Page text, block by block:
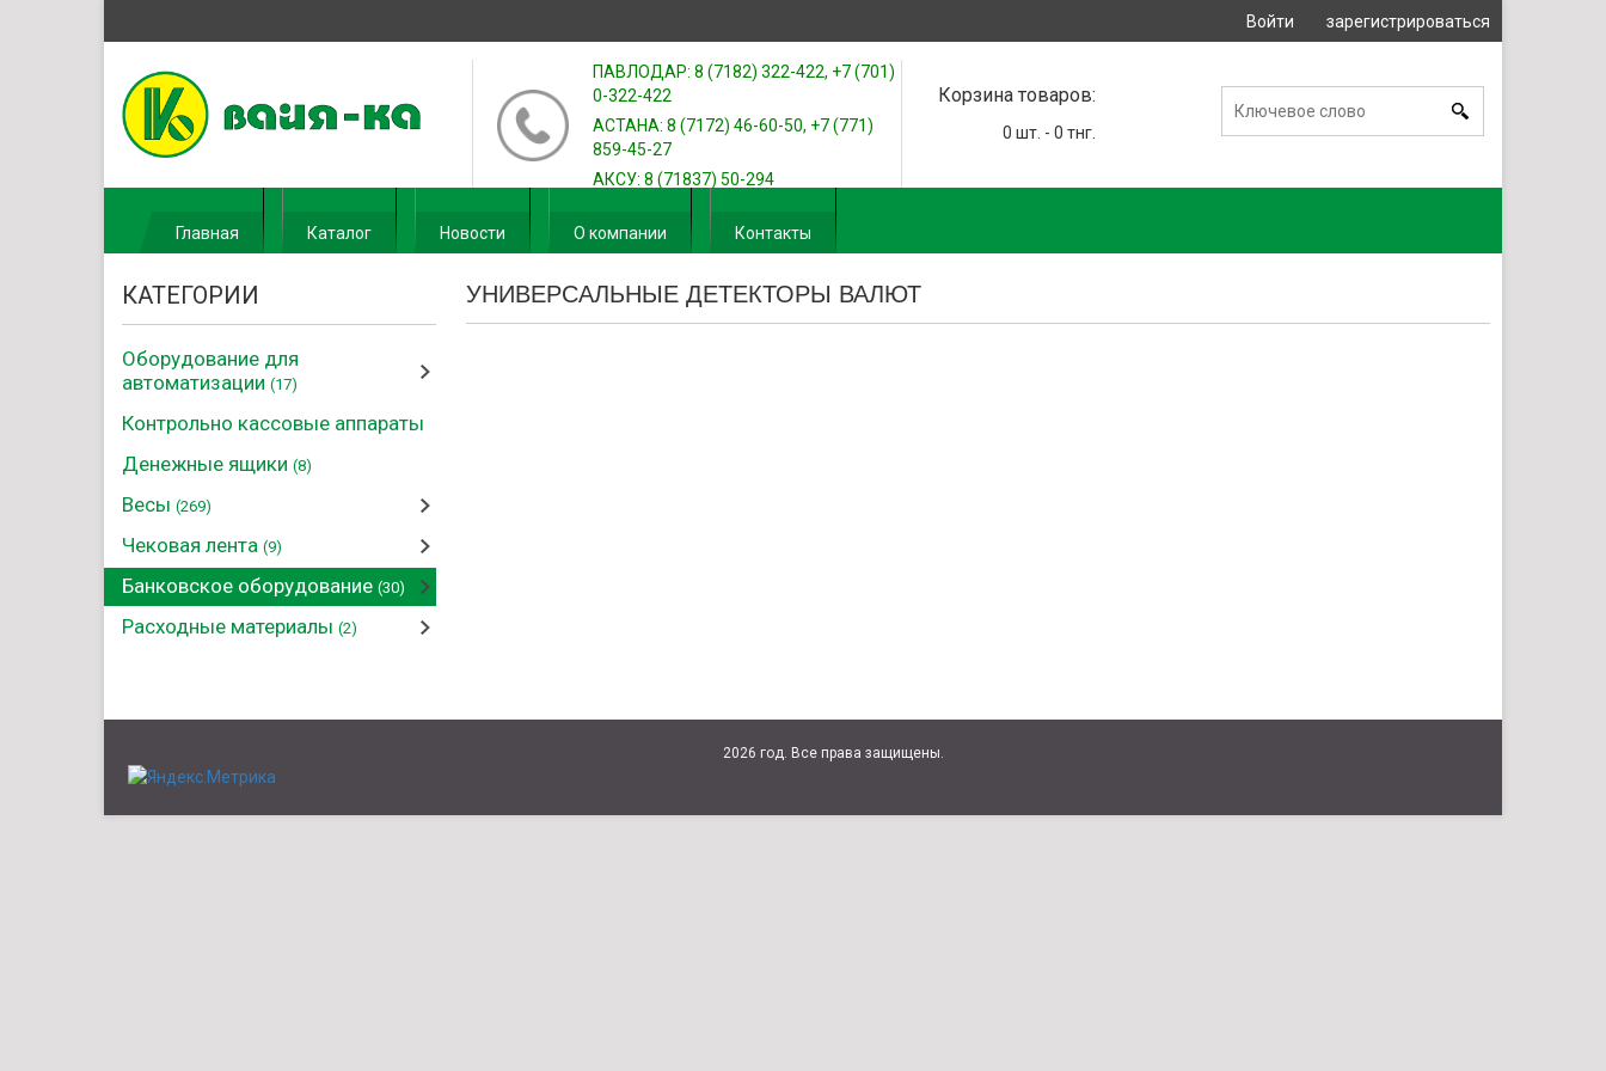
Войти зарегистрироваться
ПАВЛОДАР: 8 (7182) 322-422, +7 (701)
0-322-422
АСТАНА: 8 (7172) 46-60-50, +7 (771)
859-45-27
АКСУ: 8 (71837) 50-294
Корзина товаров:
0 шт. - 0 тнг.
Главная Каталог Новости О компании Контакты
КАТЕГОРИИ
Оборудование для
автоматизации (17)
Контрольно кассовые аппараты
Денежные ящики (8)
Весы (269)
Чековая лента (9)
Банковское оборудование (30)
Расходные материалы (2)
УНИВЕРСАЛЬНЫЕ ДЕТЕКТОРЫ ВАЛЮТ
2026 год. Все права защищены.